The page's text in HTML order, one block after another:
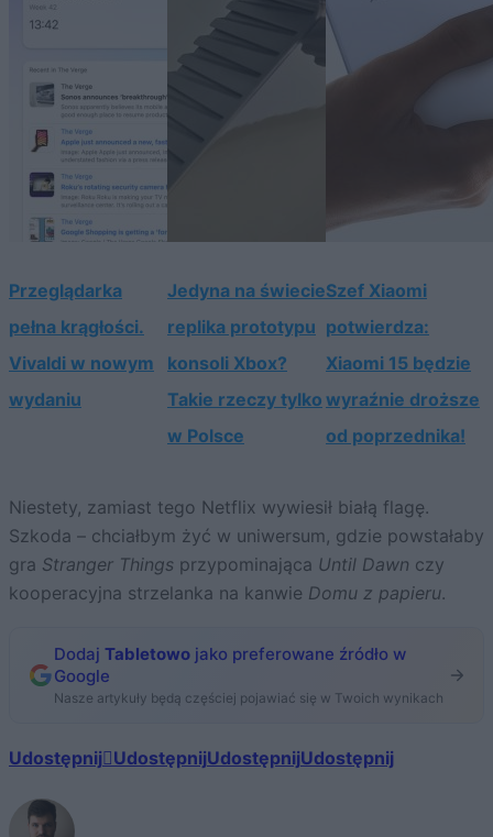
Przeglądarka
pełna krągłości.
Vivaldi w nowym
wydaniu
Jedyna na świecie
replika prototypu
konsoli Xbox?
Takie rzeczy tylko
w Polsce
Szef Xiaomi
potwierdza:
Xiaomi 15 będzie
wyraźnie droższe
od poprzednika!
Niestety, zamiast tego Netflix wywiesił białą flagę.
Szkoda – chciałbym żyć w uniwersum, gdzie powstałaby
gra Stranger Things przypominająca Until Dawn czy
kooperacyjna strzelanka na kanwie Domu z papieru.
Dodaj Tabletowo jako preferowane źródło w
Google
Nasze artykuły będą częściej pojawiać się w Twoich wynikach
Udostępnij UdostępnijUdostępnijUdostępnij